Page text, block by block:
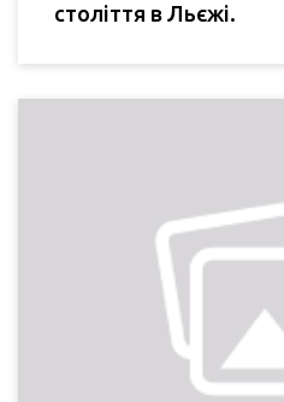
століття в Льєжі.